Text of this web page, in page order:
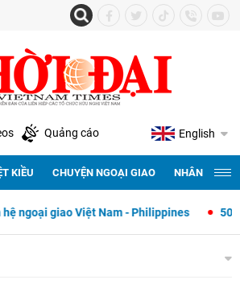
Quảng cáo English
KIỀU CHUYỆN NGOẠI GIAO NHÂN
Việt Nam - Philippines 500 ngày đêm